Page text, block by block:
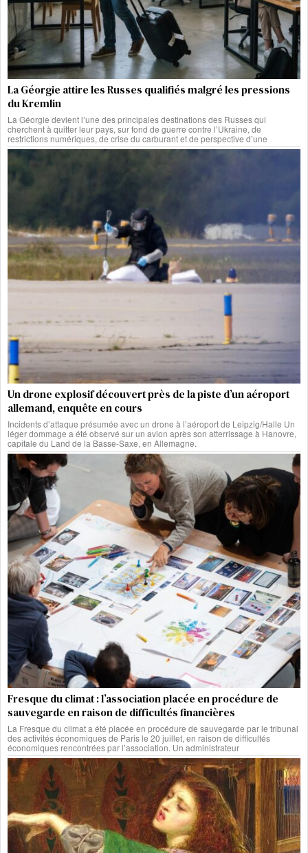
La Géorgie attire les Russes qualifiés malgré les pressions
du Kremlin
La Géorgie devient l’une des principales destinations des Russes qui
cherchent à quitter leur pays, sur fond de guerre contre l’Ukraine, de
restrictions numériques, de crise du carburant et de perspective d’une
Un drone explosif découvert près de la piste d’un aéroport
allemand, enquête en cours
Incidents d’attaque présumée avec un drone à l’aéroport de Leipzig/Halle Un
léger dommage a été observé sur un avion après son atterrissage à Hanovre,
capitale du Land de la Basse-Saxe, en Allemagne.
Fresque du climat : l’association placée en procédure de
sauvegarde en raison de difficultés financières
La Fresque du climat a été placée en procédure de sauvegarde par le tribunal
des activités économiques de Paris le 20 juillet, en raison de difficultés
économiques rencontrées par l’association. Un administrateur